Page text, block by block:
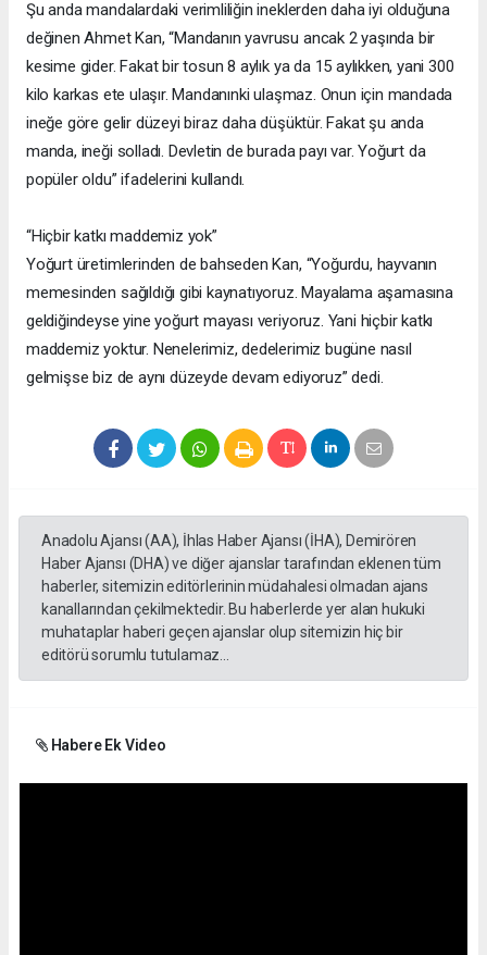
Şu anda mandalardaki verimliliğin ineklerden daha iyi olduğuna
değinen Ahmet Kan, “Mandanın yavrusu ancak 2 yaşında bir
kesime gider. Fakat bir tosun 8 aylık ya da 15 aylıkken, yani 300
kilo karkas ete ulaşır. Mandanınki ulaşmaz. Onun için mandada
ineğe göre gelir düzeyi biraz daha düşüktür. Fakat şu anda
manda, ineği solladı. Devletin de burada payı var. Yoğurt da
popüler oldu” ifadelerini kullandı.
“Hiçbir katkı maddemiz yok”
Yoğurt üretimlerinden de bahseden Kan, “Yoğurdu, hayvanın
memesinden sağıldığı gibi kaynatıyoruz. Mayalama aşamasına
geldiğindeyse yine yoğurt mayası veriyoruz. Yani hiçbir katkı
maddemiz yoktur. Nenelerimiz, dedelerimiz bugüne nasıl
gelmişse biz de aynı düzeyde devam ediyoruz” dedi.
Anadolu Ajansı (AA), İhlas Haber Ajansı (İHA), Demirören
Haber Ajansı (DHA) ve diğer ajanslar tarafından eklenen tüm
haberler, sitemizin editörlerinin müdahalesi olmadan ajans
kanallarından çekilmektedir. Bu haberlerde yer alan hukuki
muhataplar haberi geçen ajanslar olup sitemizin hiç bir
editörü sorumlu tutulamaz...
Habere Ek Video